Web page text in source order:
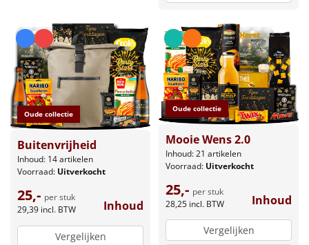
Oude collectie
Buitenvrijheid
Inhoud: 14 artikelen
Voorraad: Uitverkocht
25,- per stuk
29,39 incl. BTW Inhoud
Vergelijken
Oude collectie
Mooie Wens 2.0
Inhoud: 21 artikelen
Voorraad: Uitverkocht
25,- per stuk
28,25 incl. BTW Inhoud
Vergelijken